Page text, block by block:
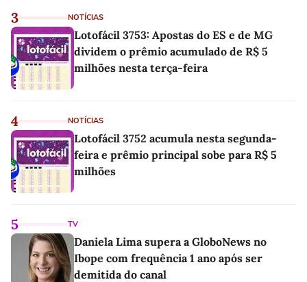
3 NOTÍCIAS
Lotofácil 3753: Apostas do ES e de MG
dividem o prêmio acumulado de R$ 5
milhões nesta terça-feira
4 NOTÍCIAS
Lotofácil 3752 acumula nesta segunda-
feira e prêmio principal sobe para R$ 5
milhões
5 TV
Daniela Lima supera a GloboNews no
Ibope com frequência 1 ano após ser
demitida do canal